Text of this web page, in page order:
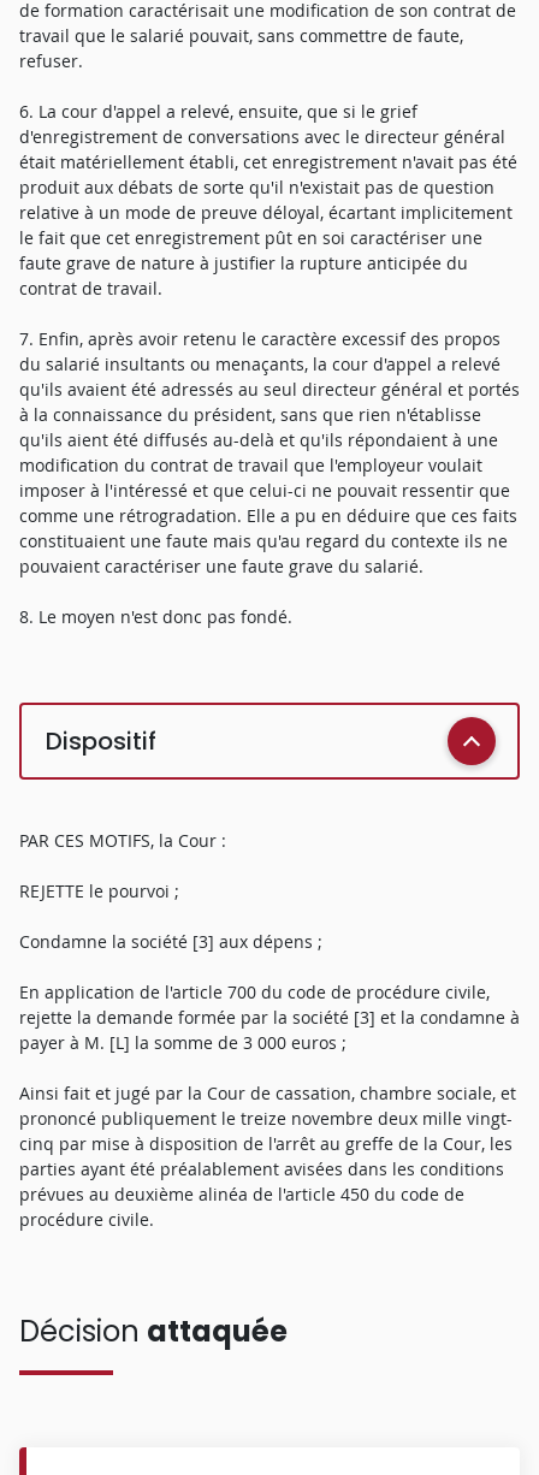
de formation caractérisait une modification de son contrat de
travail que le salarié pouvait, sans commettre de faute,
refuser.
6. La cour d'appel a relevé, ensuite, que si le grief
d'enregistrement de conversations avec le directeur général
était matériellement établi, cet enregistrement n'avait pas été
produit aux débats de sorte qu'il n'existait pas de question
relative à un mode de preuve déloyal, écartant implicitement
le fait que cet enregistrement pût en soi caractériser une
faute grave de nature à justifier la rupture anticipée du
contrat de travail.
7. Enfin, après avoir retenu le caractère excessif des propos
du salarié insultants ou menaçants, la cour d'appel a relevé
qu'ils avaient été adressés au seul directeur général et portés
à la connaissance du président, sans que rien n'établisse
qu'ils aient été diffusés au-delà et qu'ils répondaient à une
modification du contrat de travail que l'employeur voulait
imposer à l'intéressé et que celui-ci ne pouvait ressentir que
comme une rétrogradation. Elle a pu en déduire que ces faits
constituaient une faute mais qu'au regard du contexte ils ne
pouvaient caractériser une faute grave du salarié.
8. Le moyen n'est donc pas fondé.
Dispositif
PAR CES MOTIFS, la Cour :
REJETTE le pourvoi ;
Condamne la société [3] aux dépens ;
En application de l'article 700 du code de procédure civile,
rejette la demande formée par la société [3] et la condamne à
payer à M. [L] la somme de 3 000 euros ;
Ainsi fait et jugé par la Cour de cassation, chambre sociale, et
prononcé publiquement le treize novembre deux mille vingt-
cinq par mise à disposition de l'arrêt au greffe de la Cour, les
parties ayant été préalablement avisées dans les conditions
prévues au deuxième alinéa de l'article 450 du code de
procédure civile.
Décision attaquée